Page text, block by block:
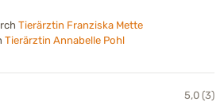
Tierärztin Franziska Mette
Tierärztin Annabelle Pohl
5,0 (3)